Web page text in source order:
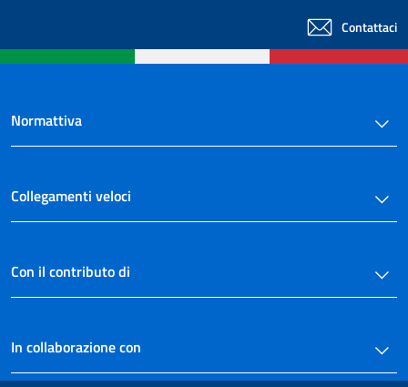
Contattaci
Normattiva
Collegamenti veloci
Con il contributo di
In collaborazione con